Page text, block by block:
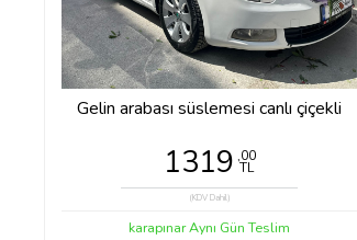
Gelin arabası süslemesi canlı çiçekli
1319 ,00
TL
(KDV Dahil)
karapınar Aynı Gün Teslim